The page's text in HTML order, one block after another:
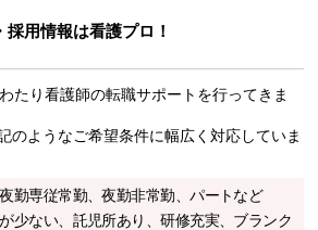
用情報は看護プロ！
たり看護師の転職サポートを行ってきま
のようなご希望条件に幅広く対応していま
勤専従常勤、夜勤非常勤、パートなど
少ない、託児所あり、研修充実、ブランク